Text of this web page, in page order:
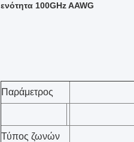
ενότητα 100GHz AAWG
Παράμετρος
Τύπος ζωνών